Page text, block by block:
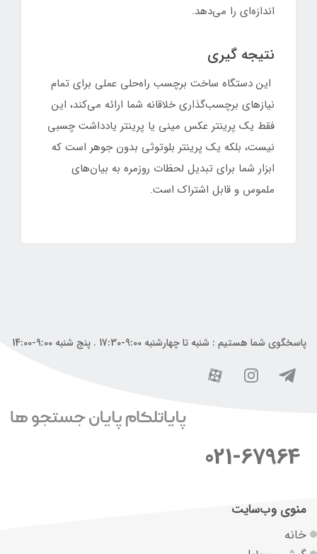
اندازه‌ای را می‌دهد.
نتیجه گیری
این دستگاه ساخت برچسب راه‌حلی عملی برای تمام
نیازهای برچسب‌گذاری خلاقانه شما ارائه می‌کند، این
فقط یک پرینتر عکس مینی یا پرینتر یادداشت چسبی
نیست، بلکه یک پرینتر بلوتوثی بدون جوهر است که
ابزار شما برای تبدیل لحظات روزمره به بیان‌های
ملموس و قابل اشتراک است.
پاسخگوی شما هستیم : شنبه تا چهارشنبه 9:00-17:30 . پنج شنبه 9:00-14:00
021-67964
منوی وب‌سایت
خانه